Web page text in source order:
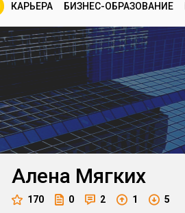
КАРЬЕРА БИЗНЕС-ОБРАЗОВАНИЕ
Алена Мягких
170 0 2 1 5